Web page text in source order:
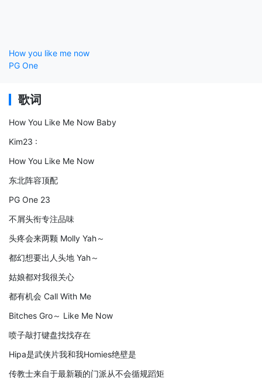
How you like me now
PG One
歌词
How You Like Me Now Baby
Kim23 :
How You Like Me Now
东北阵容顶配
PG One 23
不屑头衔专注品味
头疼会来两颗 Molly Yah～
都幻想要出人头地 Yah～
姑娘都对我很关心
都有机会 Call With Me
Bitches Gro～ Like Me Now
喷子敲打键盘找找存在
Hipa是武侠片我和我Homies绝壁是
传教士来自于最新颖的门派从不会循规蹈矩